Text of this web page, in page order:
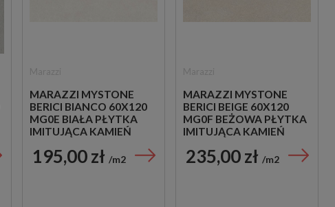
MARAZZI MYSTONE
BERICI BIANCO 60X120
MG0E BIAŁA PŁYTKA
IMITUJĄCA KAMIEŃ
195,00 zł m2
MARAZZI MYSTONE
BERICI BEIGE 60X120
MG0F BEŻOWA PŁYTKA
IMITUJĄCA KAMIEŃ
235,00 zł m2